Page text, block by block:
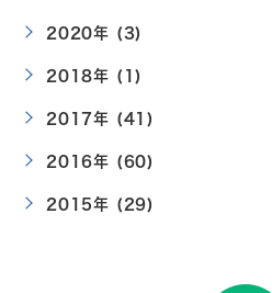
2020年 (3)
2018年 (1)
2017年 (41)
2016年 (60)
2015年 (29)